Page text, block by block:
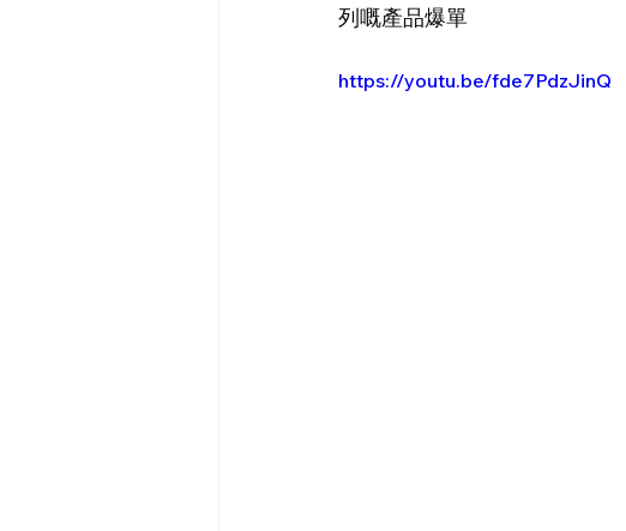
列嘅產品爆單
https://youtu.be/fde7PdzJinQ